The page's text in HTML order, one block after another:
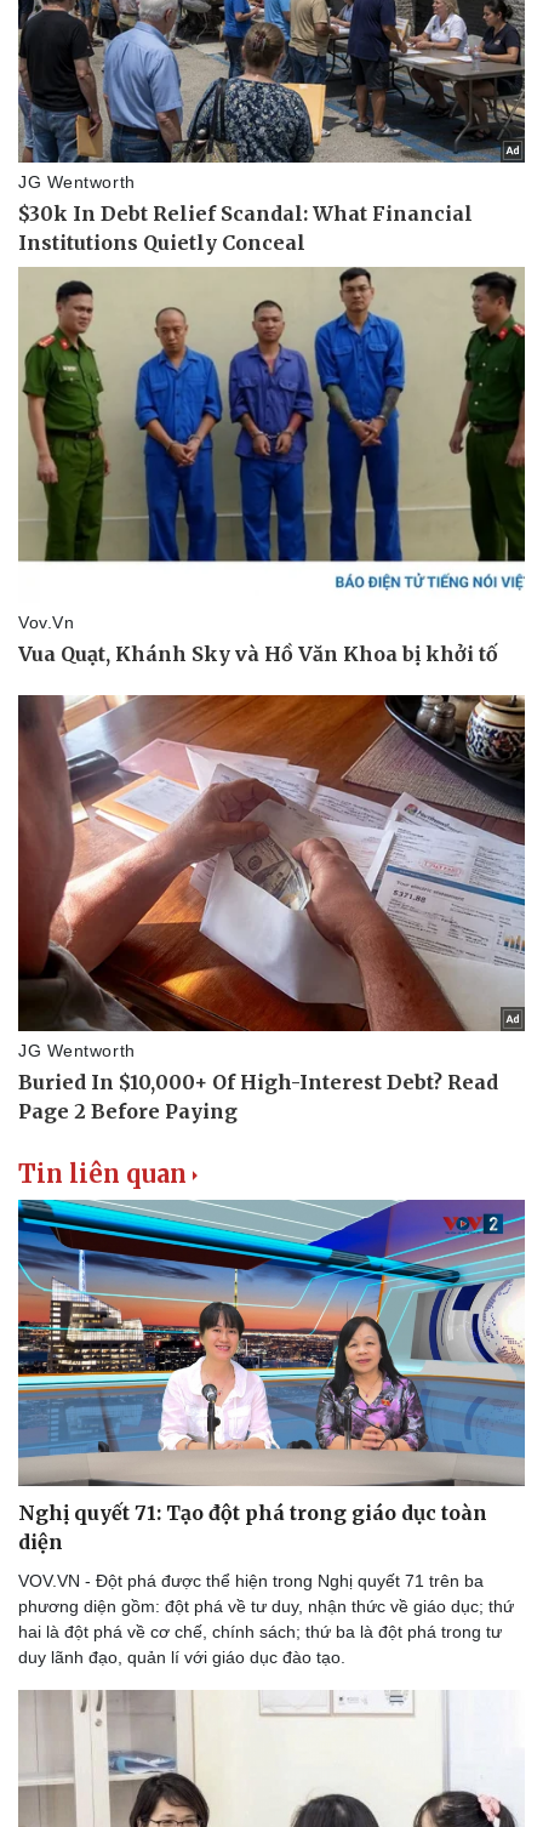
Thể thao
Bóng đá
Lịch thi đấu bóng đá
Thế giới thể thao
eSports
Hậu trường
Ô tô - Xe máy
Ô tô
Xe máy
Tư vấn
Tin liên quan
Nghị quyết 71: Tạo đột phá trong giáo dục toàn
diện
VOV.VN - Đột phá được thể hiện trong Nghị quyết 71 trên ba
phương diện gồm: đột phá về tư duy, nhận thức về giáo dục; thứ
hai là đột phá về cơ chế, chính sách; thứ ba là đột phá trong tư
duy lãnh đạo, quản lí với giáo dục đào tạo.